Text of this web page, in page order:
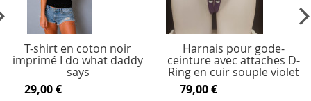
T-shirt en coton noir
imprimé I do what daddy
says
29,00 €
Harnais pour gode-
ceinture avec attaches D-
Ring en cuir souple violet
79,00 €